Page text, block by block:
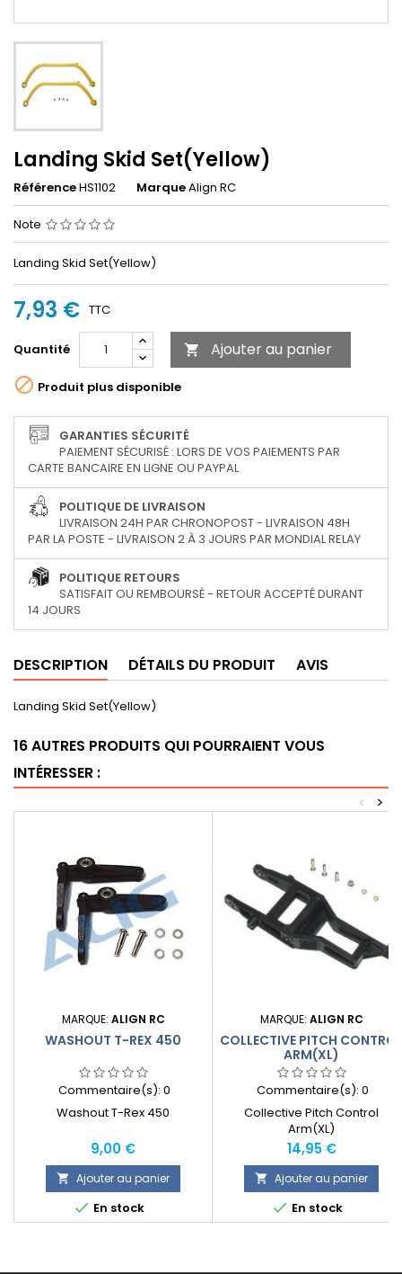
Landing Skid Set(Yellow)
RéférenceHS1102 MarqueAlign RC
Note
Landing Skid Set(Yellow)
7,93 € TTC
Quantité  Ajouter au panier
 Produit plus disponible
GARANTIES SÉCURITÉ
PAIEMENT SÉCURISÉ : LORS DE VOS PAIEMENTS PAR
CARTE BANCAIRE EN LIGNE OU PAYPAL
POLITIQUE DE LIVRAISON
LIVRAISON 24H PAR CHRONOPOST - LIVRAISON 48H
PAR LA POSTE - LIVRAISON 2 À 3 JOURS PAR MONDIAL RELAY
POLITIQUE RETOURS
SATISFAIT OU REMBOURSÉ - RETOUR ACCEPTÉ DURANT
14 JOURS
DESCRIPTION DÉTAILS DU PRODUIT AVIS
Landing Skid Set(Yellow)
16 AUTRES PRODUITS QUI POURRAIENT VOUS
INTÉRESSER :
>
<
MARQUE: ALIGN RC
WASHOUT T-REX 450
Commentaire(s): 0
Washout T-Rex 450
Prix
9,00 €
 Ajouter au panier
 En stock
MARQUE: ALIGN RC
COLLECTIVE PITCH CONTROL
ARM(XL)
Commentaire(s): 0
Collective Pitch Control
Arm(XL)
Prix
14,95 €
 Ajouter au panier
 En stock